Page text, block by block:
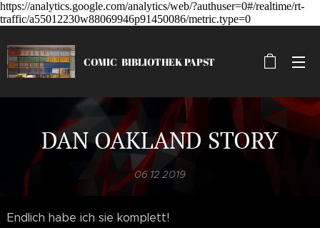
https://analytics.google.com/analytics/web/?authuser=0#/realtime/rt-
traffic/a55012230w88069946p91450086/metric.type=0
COMIC BIBLIOTHEKPAPST
DAN OAKLAND STORY
06.12.2019
Endlich habe ich sie komplett!